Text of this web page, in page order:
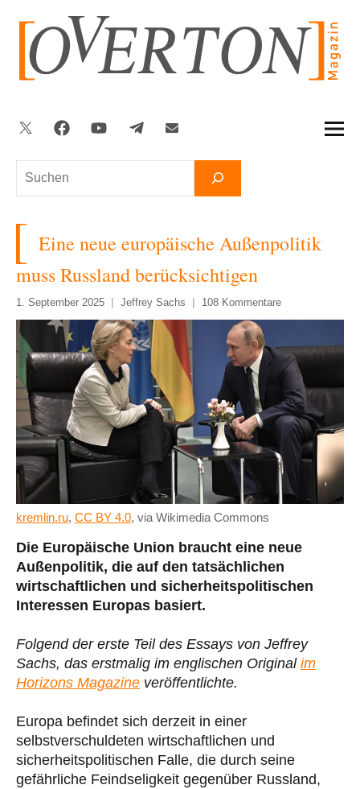
springen
Suchen
Twitter FacebookYouTubeTelegram
Eine neue europäische Außenpolitik
muss Russland berücksichtigen
1. September 2025 Jeffrey Sachs 108 Kommentare
kremlin.ru, CC BY 4.0, via Wikimedia Commons
Die Europäische Union braucht eine neue
Außenpolitik, die auf den tatsächlichen
wirtschaftlichen und sicherheitspolitischen
Interessen Europas basiert.
Folgend der erste Teil des Essays von Jeffrey
Sachs, das erstmalig im englischen Original im
Horizons Magazine veröffentlichte.
Europa befindet sich derzeit in einer
selbstverschuldeten wirtschaftlichen und
sicherheitspolitischen Falle, die durch seine
gefährliche Feindseligkeit gegenüber Russland,